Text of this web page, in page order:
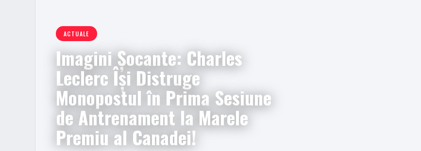
ACTUALE
Imagini Șocante: Charles
Leclerc Își Distruge
Monopostul în Prima Sesiune
de Antrenament la Marele
Premiu al Canadei!